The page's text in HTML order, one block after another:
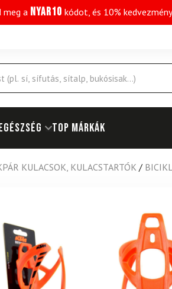
meg a NYAR10 kódot, és 10%
Top márkák
KULACSOK, KULACSTARTÓK /